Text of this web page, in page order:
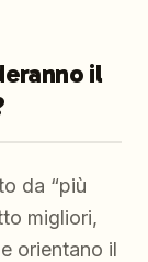
il
da “più
migliori,
orientano il